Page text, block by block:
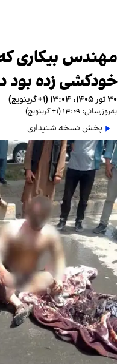
مهندس بیکاری
خودکشی زده بود
۳۰ ثور ۱۴۰۵، ۱۳:۰۴ (‎+۱ گرینویچ)
به‌روزرسانی: ۱۴:۰۹ (‎+۱ گرینویچ)
پخش نسخه شنیداری